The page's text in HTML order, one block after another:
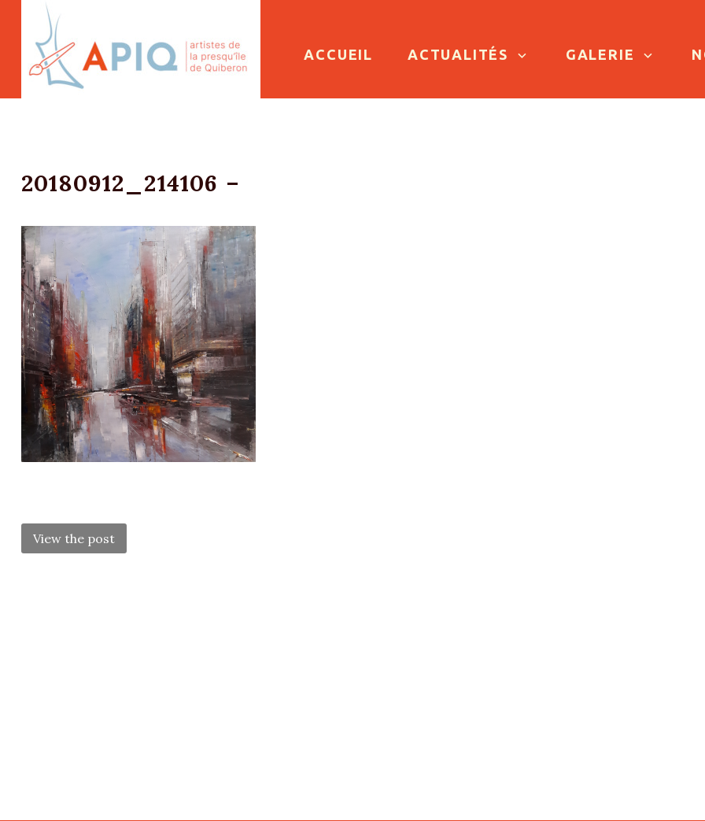
ACCUEIL ACTUALITÉS GALERIE
20180912_214106 –
NAVIGATION
View the post